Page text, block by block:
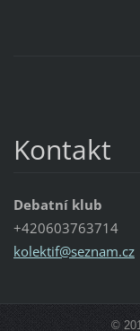
Kontakt
Debatní klub
+420603763714
kolektif@seznam.cz
©